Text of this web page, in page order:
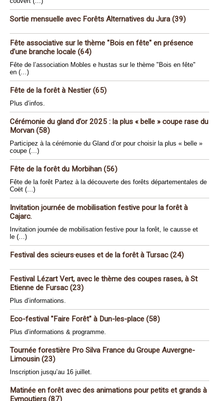
Sortie mensuelle avec Forêts Alternatives du Jura (39)
Fête associative sur le thème "Bois en fête" en présence
d’une branche locale (64)
Fête de l’association Mobles e hustas sur le thème "Bois en fête"
en (…)
Fête de la forêt à Nestier (65)
Plus d’infos.
Cérémonie du gland d’or 2025 : la plus « belle » coupe rase du
Morvan (58)
Participez à la cérémonie du Gland d’or pour choisir la plus « belle »
coupe (…)
Fête de la forêt du Morbihan (56)
Fête de la forêt Partez à la découverte des forêts départementales de
Coët (…)
Invitation journée de mobilisation festive pour la forêt à
Cajarc.
Invitation journée de mobilisation festive pour la forêt, le causse et
le (…)
Festival des scieurs·euses et de la forêt à Tursac (24)
Festival Lézart Vert, avec le thème des coupes rases, à St
Etienne de Fursac (23)
Plus d’informations.
Eco-festival "Faire Forêt" à Dun-les-place (58)
Plus d’informations & programme.
Tournée forestière Pro Silva France du Groupe Auvergne-
Limousin (23)
Inscription jusqu’au 16 juillet.
Matinée en forêt avec des animations pour petits et grands à